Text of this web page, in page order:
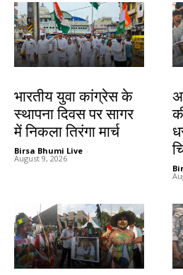
भारतीय युवा कांग्रेस के
स्थापना दिवस पर सागर
में निकला तिरंगा मार्च
Birsa Bhumi Live -
August 9, 2026